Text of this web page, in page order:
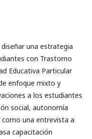
una estrategia
con Trastorno
Educativa Particular
enfoque mixto y
a los estudiantes
social, autonomía
como una entrevista a
capacitación